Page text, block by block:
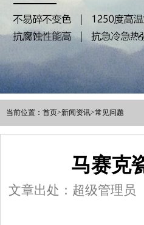
当前位置： 首页>新闻资讯>常见问题
马赛克
文章出处：超级管理员